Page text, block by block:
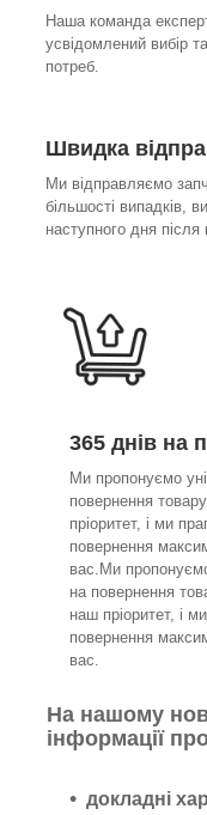
Наша команда
усвідомлений вибір
потреб.
Швидка
Ми відправляємо
більшості випадків,
наступного дня після
365 днів на
Ми пропонуємо
повернення
пріоритет, і ми
повернення
вас.Ми
на повернення
наш пріоритет, і
повернення
вас.
На нашому
інформації
докладні